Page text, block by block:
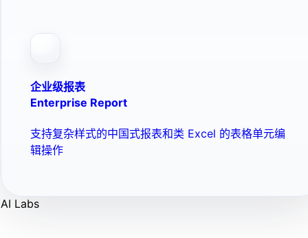
企业级报表
Enterprise Report
支持复杂样式的中国式报表和类 Excel 的表格单元编
辑操作
AI Labs